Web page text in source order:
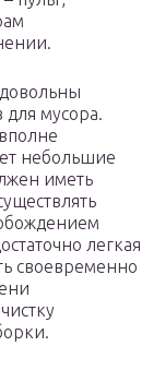
мусора.
небольшие
иметь
легкая
своевременно